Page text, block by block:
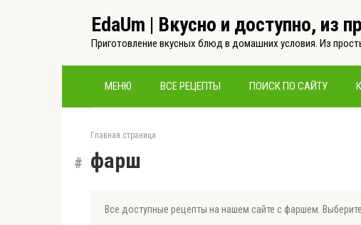
EdaUm | Вкусно и доступно, из
Приготовление вкусных блюд в домашних условия. Из
МЕНЮ ВСЕ РЕЦЕПТЫ ПОИСК ПО САЙТУ
Главная страница
фарш
Все доступные рецепты на нашем сайте с фаршем.